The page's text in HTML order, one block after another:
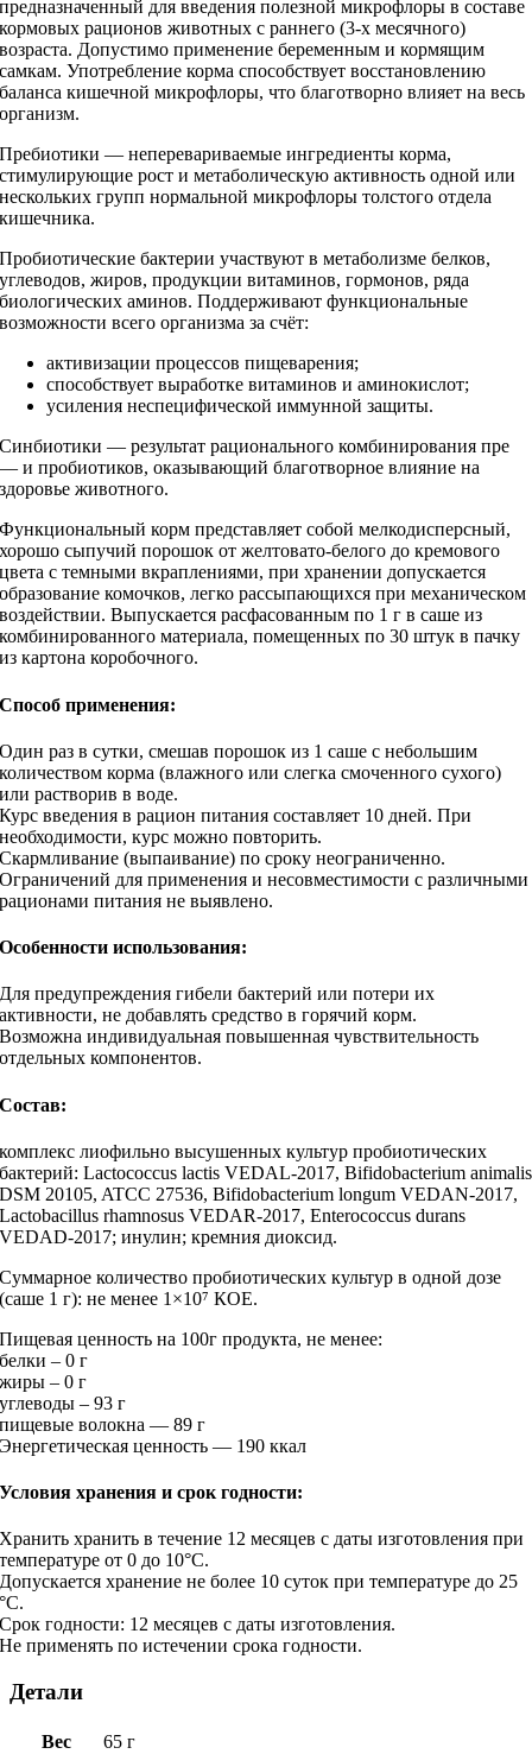
предназначенный для введения полезной микрофлоры в составе
кормовых рационов животных с раннего (3-х месячного)
возраста. Допустимо применение беременным и кормящим
самкам. Употребление корма способствует восстановлению
баланса кишечной микрофлоры, что благотворно влияет на весь
организм.
Пребиотики — неперевариваемые ингредиенты корма,
стимулирующие рост и метаболическую активность одной или
нескольких групп нормальной микрофлоры толстого отдела
кишечника.
Пробиотические бактерии участвуют в метаболизме белков,
углеводов, жиров, продукции витаминов, гормонов, ряда
биологических аминов. Поддерживают функциональные
возможности всего организма за счёт:
активизации процессов пищеварения;
способствует выработке витаминов и аминокислот;
усиления неспецифической иммунной защиты.
Синбиотики — результат рационального комбинирования пре
— и пробиотиков, оказывающий благотворное влияние на
здоровье животного.
Функциональный корм представляет собой мелкодисперсный,
хорошо сыпучий порошок от желтовато-белого до кремового
цвета с темными вкраплениями, при хранении допускается
образование комочков, легко рассыпающихся при механическом
воздействии. Выпускается расфасованным по 1 г в саше из
комбинированного материала, помещенных по 30 штук в пачку
из картона коробочного.
Способ применения:
Один раз в сутки, смешав порошок из 1 саше с небольшим
количеством корма (влажного или слегка смоченного сухого)
или растворив в воде.
Курс введения в рацион питания составляет 10 дней. При
необходимости, курс можно повторить.
Скармливание (выпаивание) по сроку неограниченно.
Ограничений для применения и несовместимости с различными
рационами питания не выявлено.
Особенности использования:
Для предупреждения гибели бактерий или потери их
активности, не добавлять средство в горячий корм.
Возможна индивидуальная повышенная чувствительность
отдельных компонентов.
Состав:
комплекс лиофильно высушенных культур пробиотических
бактерий: Lactococcus lactis VEDAL-2017, Bifidobacterium animalis
DSM 20105, ATCC 27536, Bifidobacterium longum VEDAN-2017,
Lactobacillus rhamnosus VEDAR-2017, Enterococcus durans
VEDAD-2017; инулин; кремния диоксид.
Суммарное количество пробиотических культур в одной дозе
(саше 1 г): не менее 1×10⁷ КОЕ.
Пищевая ценность на 100г продукта, не менее:
белки – 0 г
жиры – 0 г
углеводы – 93 г
пищевые волокна — 89 г
Энергетическая ценность — 190 ккал
Условия хранения и срок годности:
Хранить хранить в течение 12 месяцев с даты изготовления при
температуре от 0 до 10°С.
Допускается хранение не более 10 суток при температуре до 25
°С.
Срок годности: 12 месяцев с даты изготовления.
Не применять по истечении срока годности.
Детали
Вес
65 г